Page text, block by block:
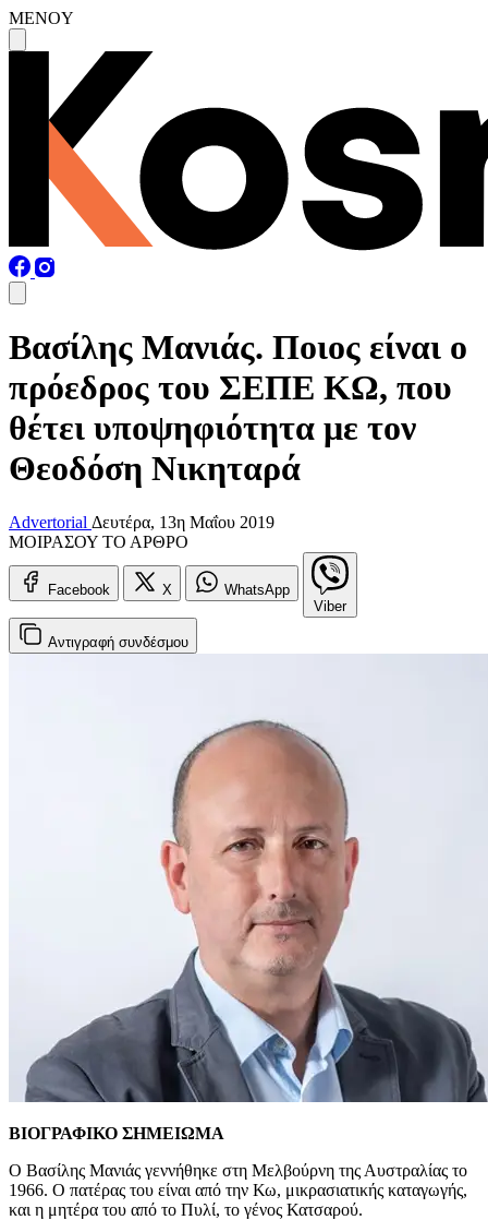
MENOY
Βασίλης Μανιάς. Ποιος είναι ο
πρόεδρος του ΣΕΠΕ ΚΩ, που
θέτει υποψηφιότητα με τον
Θεοδόση Νικηταρά
Advertorial Δευτέρα, 13η Μαΐου 2019
ΜΟΙΡΑΣΟΥ ΤΟ ΑΡΘΡΟ
Facebook X
WhatsApp
Viber
Αντιγραφή συνδέσμου
ΒΙΟΓΡΑΦΙΚΟ ΣΗΜΕΙΩΜΑ
Ο Βασίλης Μανιάς γεννήθηκε στη Μελβούρνη της Αυστραλίας το
1966. Ο πατέρας του είναι από την Κω, μικρασιατικής καταγωγής,
και η μητέρα του από το Πυλί, το γένος Κατσαρού.